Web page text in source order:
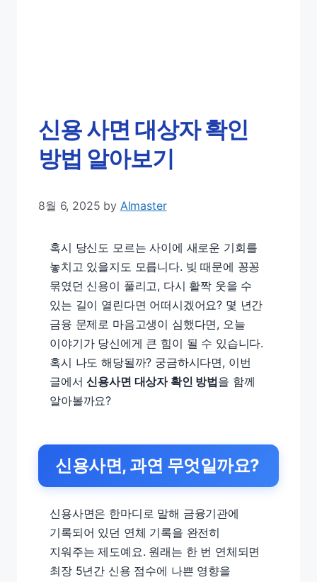
신용 사면 대상자 확인
방법 알아보기
8월 6, 2025 by AImaster
혹시 당신도 모르는 사이에 새로운 기회를
놓치고 있을지도 모릅니다. 빚 때문에 꽁꽁
묶였던 신용이 풀리고, 다시 활짝 웃을 수
있는 길이 열린다면 어떠시겠어요? 몇 년간
금융 문제로 마음고생이 심했다면, 오늘
이야기가 당신에게 큰 힘이 될 수 있습니다.
혹시 나도 해당될까? 궁금하시다면, 이번
글에서신용사면 대상자 확인 방법을 함께
알아볼까요?
신용사면, 과연 무엇일까요?
신용사면은 한마디로 말해 금융기관에
기록되어 있던 연체 기록을 완전히
지워주는 제도예요. 원래는 한 번 연체되면
최장 5년간 신용 점수에 나쁜 영향을